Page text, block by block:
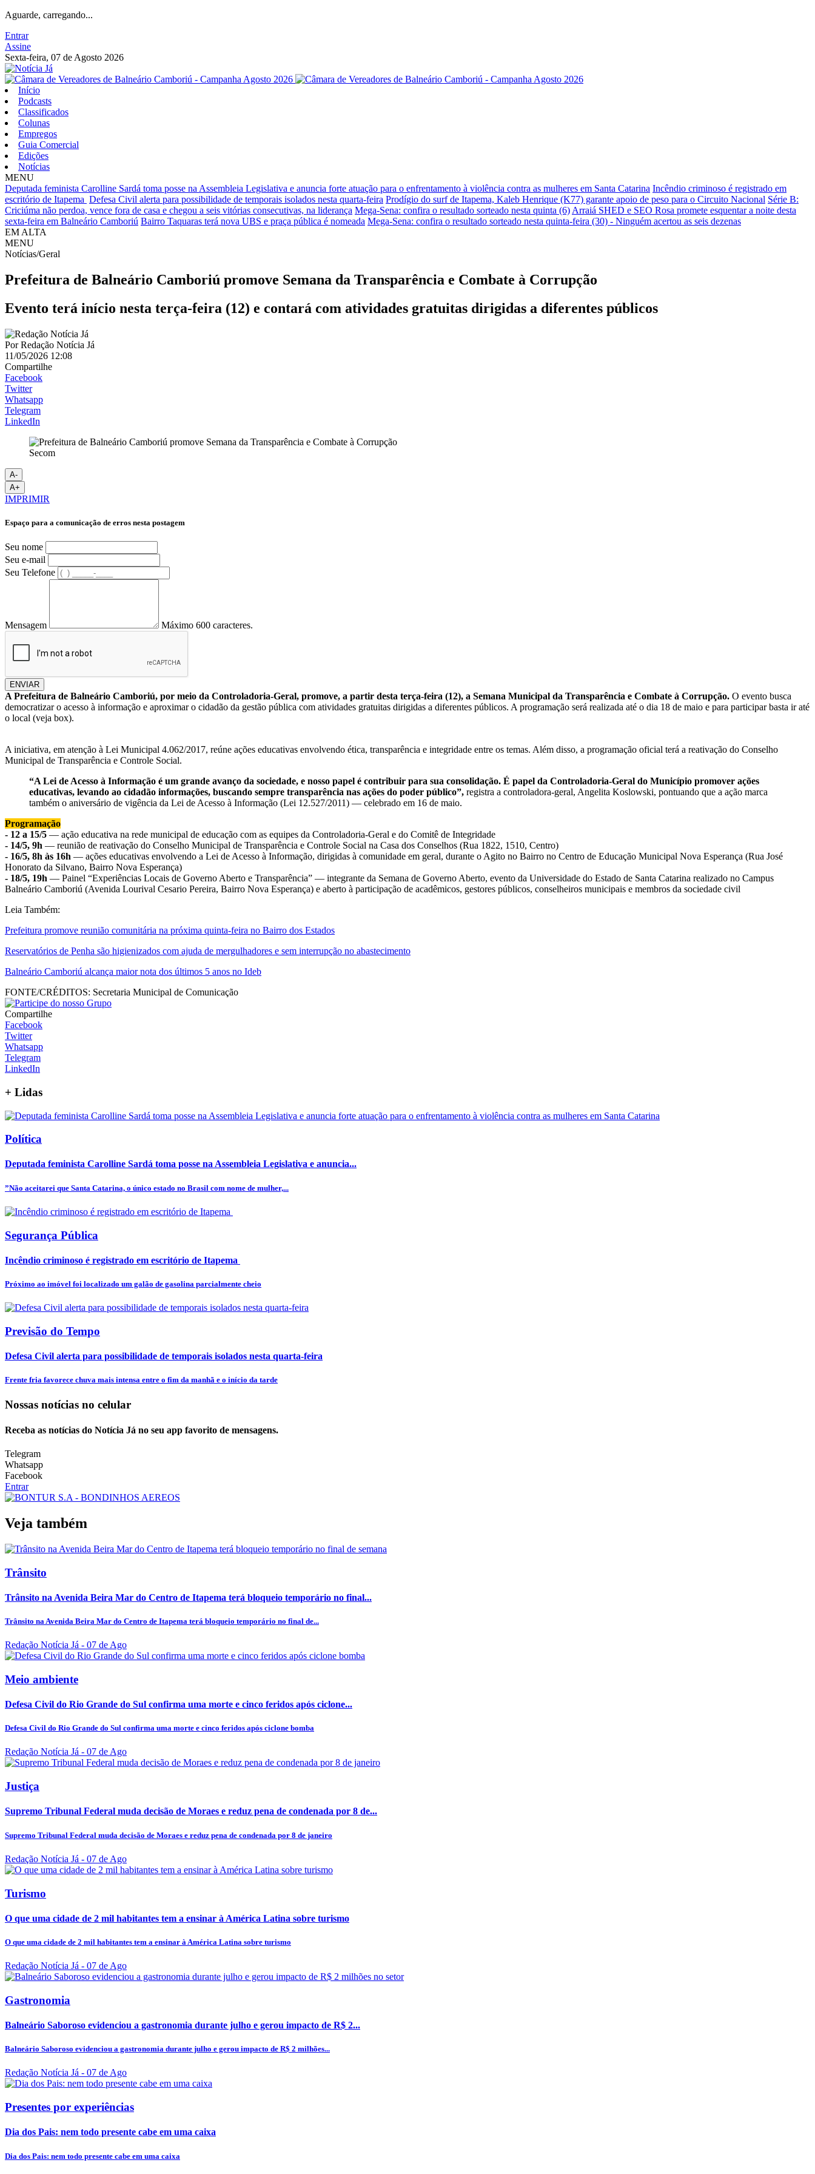
Aguarde, carregando...
Entrar
Assine
Sexta-feira, 07 de Agosto 2026
Início
Podcasts
Classificados
Colunas
Empregos
Guia Comercial
Edições
Notícias
MENU
Deputada feminista Carolline Sardá toma posse na Assembleia Legislativa e anuncia forte atuação para o enfrentamento à violência contra as mulheres em Santa Catarina Incêndio criminoso é registrado em
escritório de Itapema Defesa Civil alerta para possibilidade de temporais isolados nesta quarta-feira Prodígio do surf de Itapema, Kaleb Henrique (K77) garante apoio de peso para o Circuito Nacional Série B:
Criciúma não perdoa, vence fora de casa e chegou a seis vitórias consecutivas, na liderança Mega-Sena: confira o resultado sorteado nesta quinta (6) Arraiá SHED e SEO Rosa promete esquentar a noite desta
sexta-feira em Balneário Camboriú Bairro Taquaras terá nova UBS e praça pública é nomeada Mega-Sena: confira o resultado sorteado nesta quinta-feira (30) - Ninguém acertou as seis dezenas
EM ALTA
MENU
Notícias/Geral
Prefeitura de Balneário Camboriú promove Semana da Transparência e Combate à Corrupção
Evento terá início nesta terça-feira (12) e contará com atividades gratuitas dirigidas a diferentes públicos
PorRedação Notícia Já
11/05/2026 12:08
Compartilhe
Facebook
Twitter
Whatsapp
Telegram
LinkedIn
Secom
A-
A+
IMPRIMIR
Espaço para a comunicação de erros nesta postagem
Seu nome
Seu e-mail
Seu Telefone
Mensagem Máximo 600 caracteres.
ENVIAR
A Prefeitura de Balneário Camboriú, por meio da Controladoria-Geral, promove, a partir desta terça-feira (12), a Semana Municipal da Transparência e Combate à Corrupção. O evento busca
democratizar o acesso à informação e aproximar o cidadão da gestão pública com atividades gratuitas dirigidas a diferentes públicos. A programação será realizada até o dia 18 de maio e para participar basta ir até
o local (veja box).
A iniciativa, em atenção à Lei Municipal 4.062/2017, reúne ações educativas envolvendo ética, transparência e integridade entre os temas. Além disso, a programação oficial terá a reativação do Conselho
Municipal de Transparência e Controle Social.
“A Lei de Acesso à Informação é um grande avanço da sociedade, e nosso papel é contribuir para sua consolidação. É papel da Controladoria-Geral do Município promover ações
educativas, levando ao cidadão informações, buscando sempre transparência nas ações do poder público”, registra a controladora-geral, Angelita Koslowski, pontuando que a ação marca
também o aniversário de vigência da Lei de Acesso à Informação (Lei 12.527/2011) — celebrado em 16 de maio.
Programação
- 12 a 15/5 — ação educativa na rede municipal de educação com as equipes da Controladoria-Geral e do Comitê de Integridade
- 14/5, 9h — reunião de reativação do Conselho Municipal de Transparência e Controle Social na Casa dos Conselhos (Rua 1822, 1510, Centro)
- 16/5, 8h às 16h — ações educativas envolvendo a Lei de Acesso à Informação, dirigidas à comunidade em geral, durante o Agito no Bairro no Centro de Educação Municipal Nova Esperança (Rua José
Honorato da Silvano, Bairro Nova Esperança)
- 18/5, 19h — Painel “Experiências Locais de Governo Aberto e Transparência” — integrante da Semana de Governo Aberto, evento da Universidade do Estado de Santa Catarina realizado no Campus
Balneário Camboriú (Avenida Lourival Cesario Pereira, Bairro Nova Esperança) e aberto à participação de acadêmicos, gestores públicos, conselheiros municipais e membros da sociedade civil
Leia Também:
Prefeitura promove reunião comunitária na próxima quinta-feira no Bairro dos Estados
Reservatórios de Penha são higienizados com ajuda de mergulhadores e sem interrupção no abastecimento
Balneário Camboriú alcança maior nota dos últimos 5 anos no Ideb
FONTE/CRÉDITOS: Secretaria Municipal de Comunicação
Compartilhe
Facebook
Twitter
Whatsapp
Telegram
LinkedIn
+ Lidas
Política
Deputada feminista Carolline Sardá toma posse na Assembleia Legislativa e anuncia...
”Não aceitarei que Santa Catarina, o único estado no Brasil com nome de mulher,...
Segurança Pública
Incêndio criminoso é registrado em escritório de Itapema
Próximo ao imóvel foi localizado um galão de gasolina parcialmente cheio
Previsão do Tempo
Defesa Civil alerta para possibilidade de temporais isolados nesta quarta-feira
Frente fria favorece chuva mais intensa entre o fim da manhã e o início da tarde
Nossas notícias no celular
Receba as notícias do Notícia Já no seu app favorito de mensagens.
Telegram
Whatsapp
Facebook
Entrar
Veja também
Trânsito
Trânsito na Avenida Beira Mar do Centro de Itapema terá bloqueio temporário no final...
Trânsito na Avenida Beira Mar do Centro de Itapema terá bloqueio temporário no final de...
Redação Notícia Já - 07 de Ago
Meio ambiente
Defesa Civil do Rio Grande do Sul confirma uma morte e cinco feridos após ciclone...
Defesa Civil do Rio Grande do Sul confirma uma morte e cinco feridos após ciclone bomba
Redação Notícia Já - 07 de Ago
Justiça
Supremo Tribunal Federal muda decisão de Moraes e reduz pena de condenada por 8 de...
Supremo Tribunal Federal muda decisão de Moraes e reduz pena de condenada por 8 de janeiro
Redação Notícia Já - 07 de Ago
Turismo
O que uma cidade de 2 mil habitantes tem a ensinar à América Latina sobre turismo
O que uma cidade de 2 mil habitantes tem a ensinar à América Latina sobre turismo
Redação Notícia Já - 07 de Ago
Gastronomia
Balneário Saboroso evidenciou a gastronomia durante julho e gerou impacto de R$ 2...
Balneário Saboroso evidenciou a gastronomia durante julho e gerou impacto de R$ 2 milhões...
Redação Notícia Já - 07 de Ago
Presentes por experiências
Dia dos Pais: nem todo presente cabe em uma caixa
Dia dos Pais: nem todo presente cabe em uma caixa